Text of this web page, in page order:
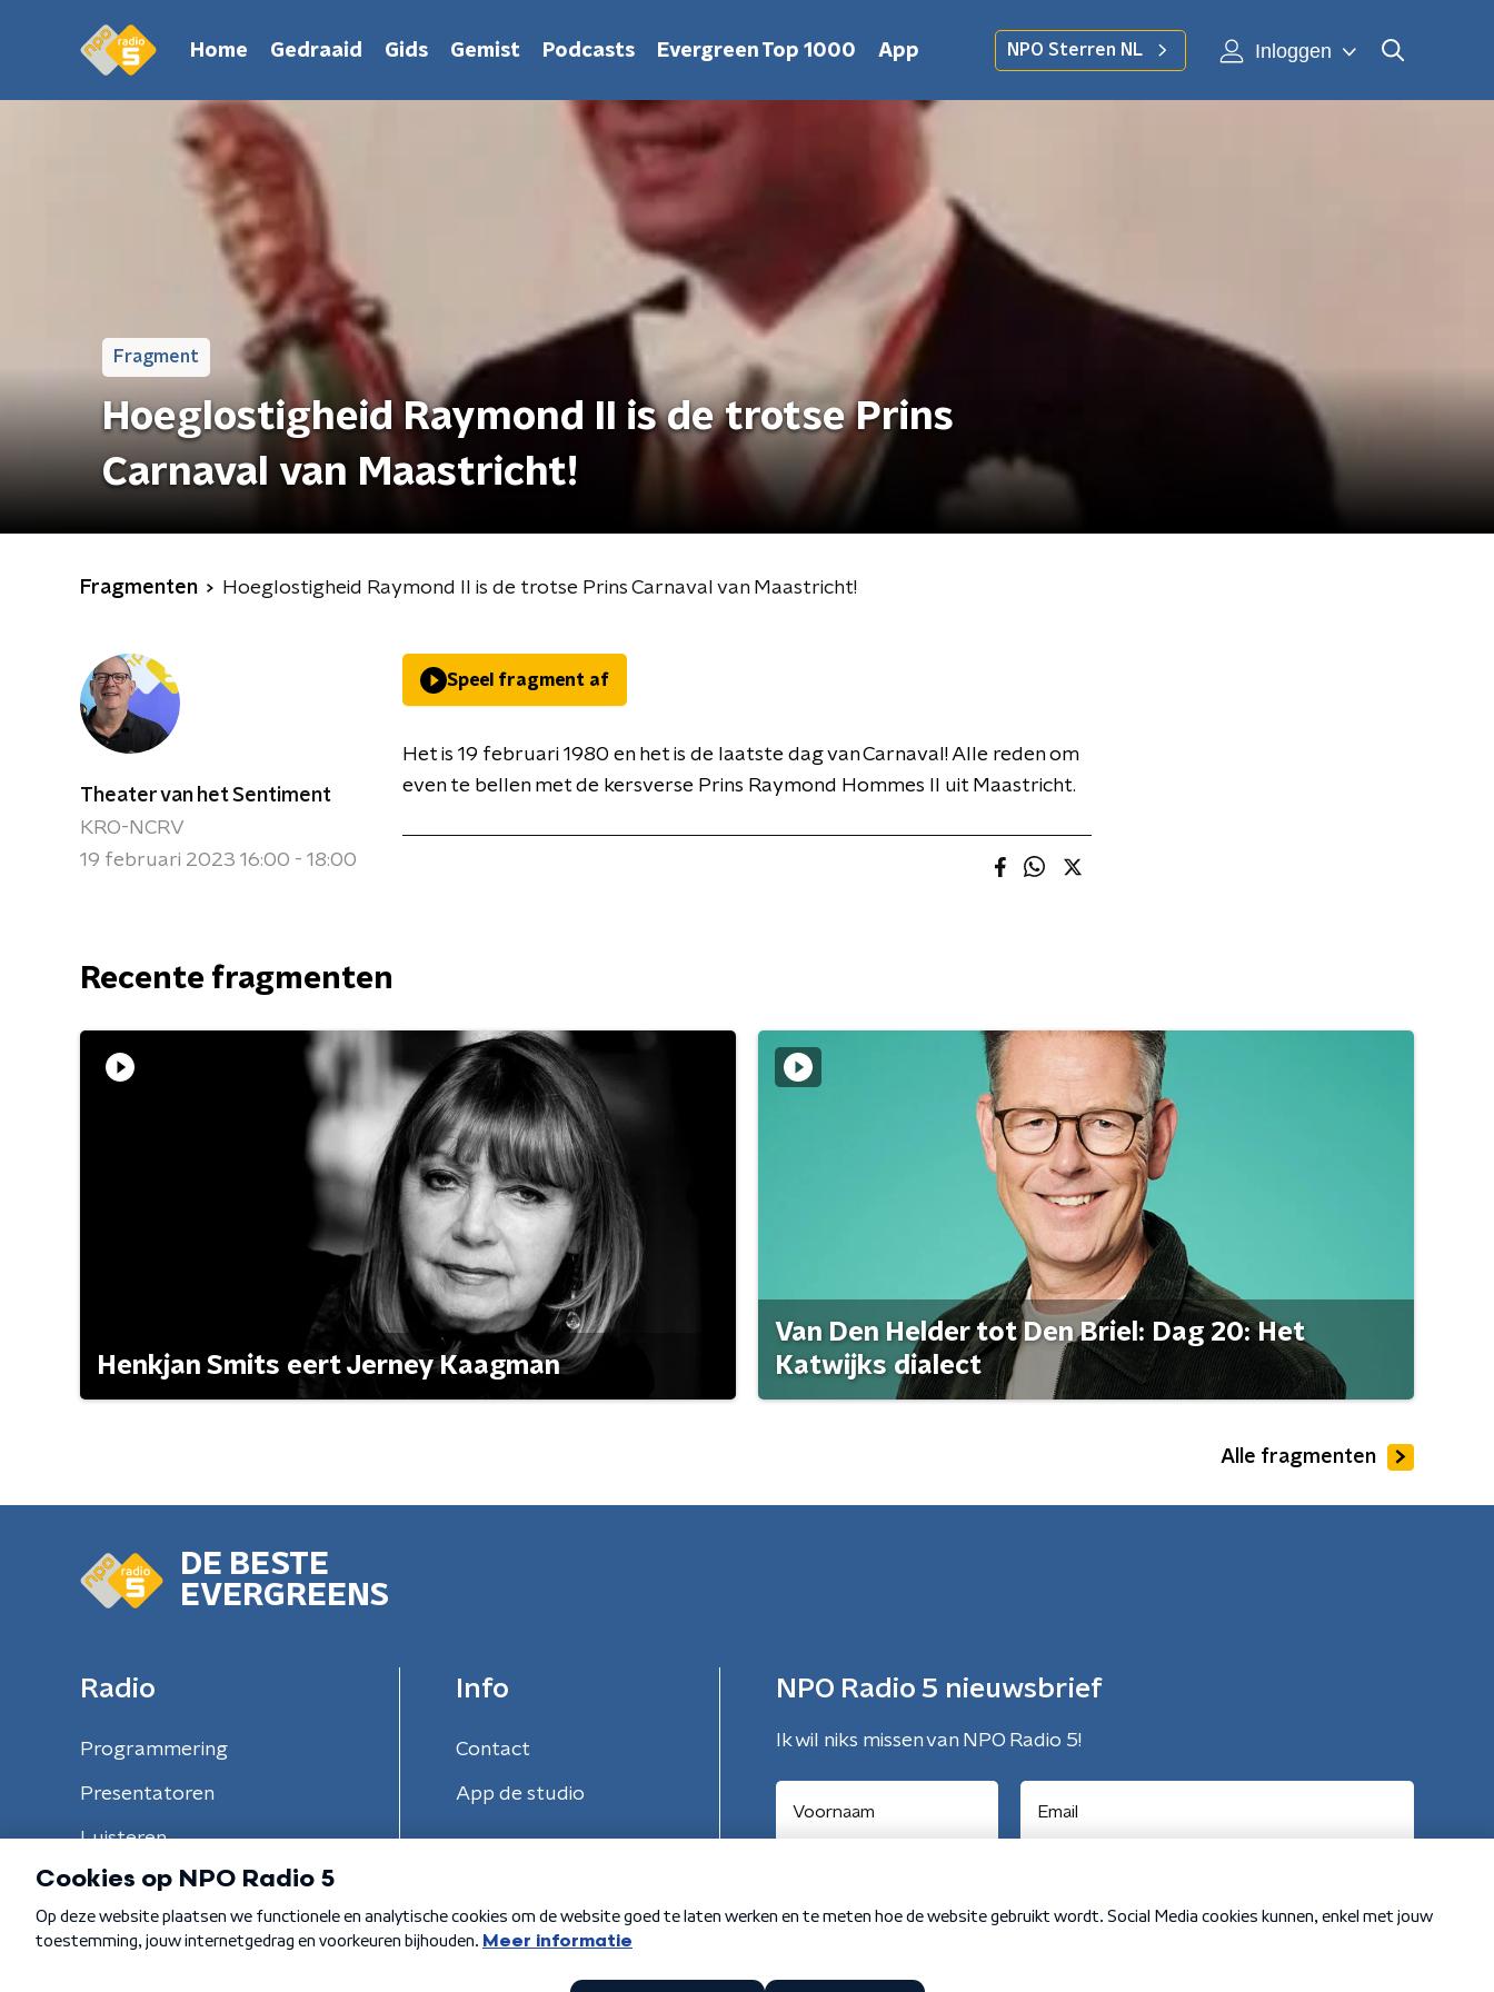
Home Gedraaid Gids Gemist Podcasts Evergreen Top 1000 App NPO Sterren NL Inloggen
Fragment
Hoeglostigheid Raymond II is de trotse Prins
Carnaval van Maastricht!
Fragmenten Hoeglostigheid Raymond II is de trotse Prins Carnaval van Maastricht!
Theater van het Sentiment
KRO-NCRV
19 februari 2023 16:00 - 18:00
Speel fragment af
Het is 19 februari 1980 en het is de laatste dag van Carnaval! Alle reden om
even te bellen met de kersverse Prins Raymond Hommes II uit Maastricht.
Recente fragmenten
Henkjan Smits eert Jerney Kaagman
Van Den Helder tot Den Briel: Dag 20: Het
Katwijks dialect
Alle fragmenten
DE BESTE
EVERGREENS
Radio
Programmering
Presentatoren
Luisteren
Info
Contact
App de studio
NPO Radio 5 nieuwsbrief
Ik wil niks missen van NPO Radio 5!
Algemene voorwaarden Privacybeleid